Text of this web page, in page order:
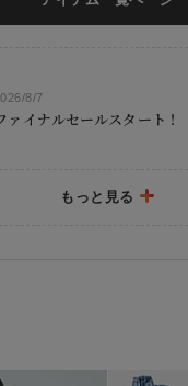
8/7
ァイナルセールスタート！
もっと見る